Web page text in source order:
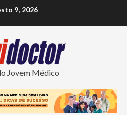
9, 2026
Jovem Médico